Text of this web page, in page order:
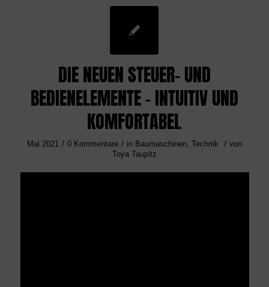
DIE NEUEN STEUER- UND
BEDIENELEMENTE – INTUITIV UND
KOMFORTABEL
Mai 2021 / 0 Kommentare / in Baumaschinen, Technik / von
Toya Taupitz